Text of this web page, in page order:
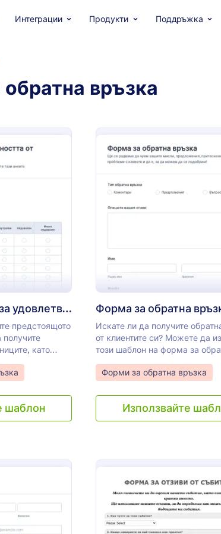
Интеграции Продукти Поддръжка
връзка
: Форма за анкета за удовлетвореността от
Форма за анкета за удовлетвореността от събитие
предстоящото
като
за анкета за
Тази
цялостното
Тези
шаблон
:
Форма за обратна
Искате ли да получите
от клиентите си? Можете да
този шаблон на форма за
връзка. Този формат за
е прост и лесен за използване.
обратна връзка, вашите
да посочат типа обратна
коментари, предложения или
Go to Category:
Форми за обратна връзка
Използвайте